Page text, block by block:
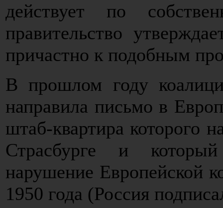
действует по
правительство
причастно к подобным
В прошлом году
направила письмо в
штаб-квартира которого
Страсбурге и
нарушение Европейской
1950 года (Россия